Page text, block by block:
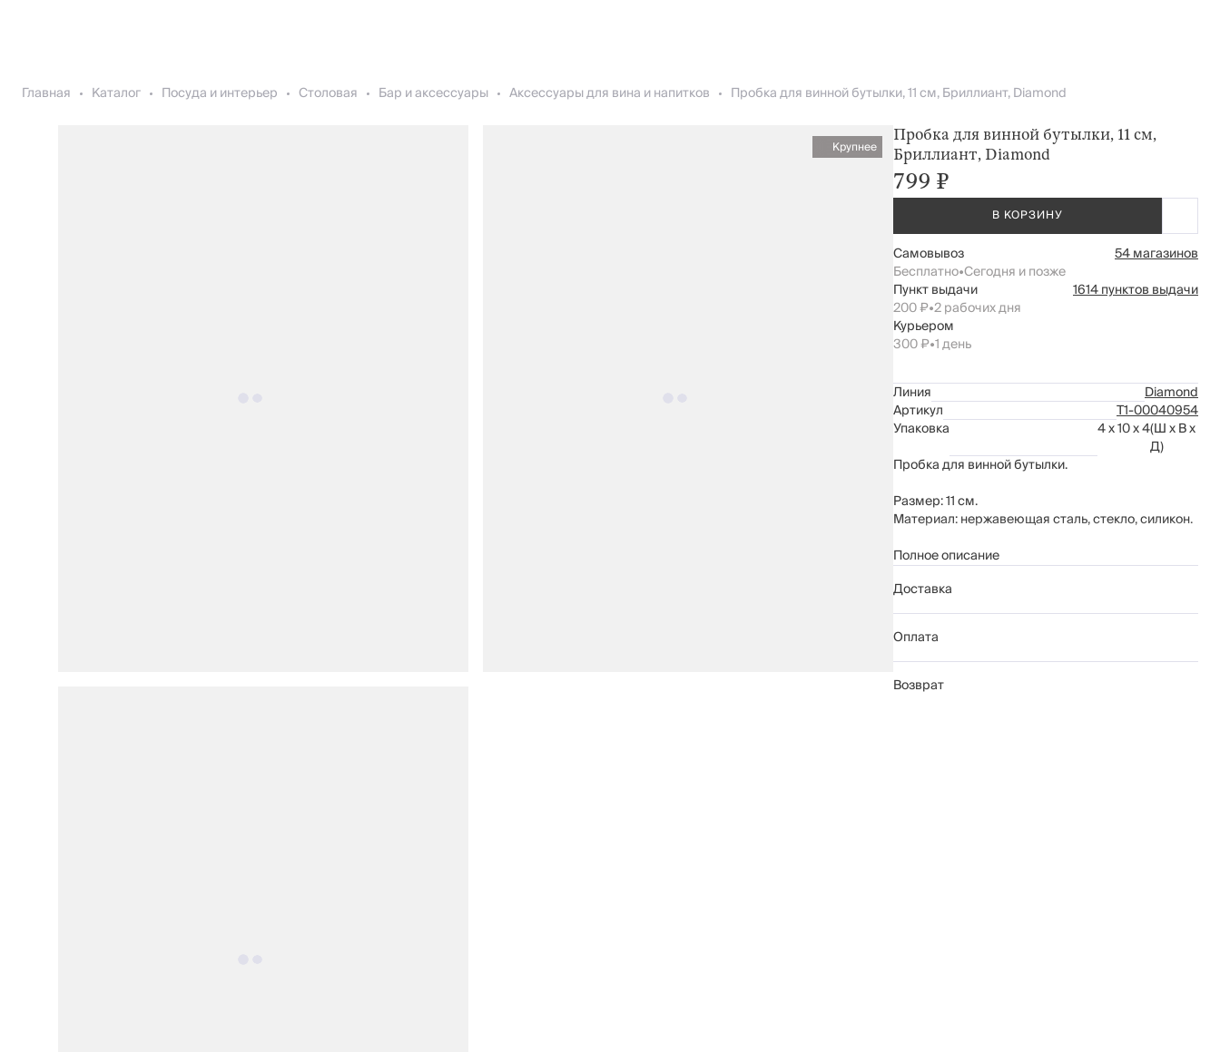
Главная Каталог Посуда и интерьер Столовая Бар и аксессуары Аксессуары для вина и напитков Пробка для винной бутылки, 11 см, Бриллиант, Diamond
Крупнее
Пробка для винной бутылки, 11 см,
Бриллиант, Diamond
799 ₽
В КОРЗИНУ
Самовывоз
54 магазинов
Бесплатно•Сегодня и позже
Пункт выдачи
1614 пунктов выдачи
200 ₽•2 рабочих дня
Курьером
300 ₽•1 день
Линия
Diamond
Артикул
Т1-00040954
Упаковка
4 x 10 x 4(Ш x В x
Д)
Пробка для винной бутылки.
Размер: 11 см.
Материал: нержавеющая сталь, стекло, силикон.
Рекомендуется мыть вручную с применением
ухода абразивные чистящие средства и жесткие
губки.
Нельзя мыть в посудомоечной машине.
Полное описание
Доставка
Оплата
Возврат